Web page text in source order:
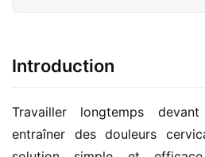
Introduction
Travailler longtemps
entraîner des douleurs